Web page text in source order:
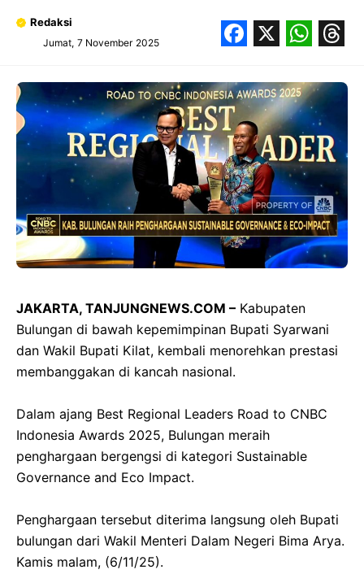
Redaksi
Jumat, 7 November 2025
JAKARTA, TANJUNGNEWS.COM – Kabupaten
Bulungan di bawah kepemimpinan Bupati Syarwani
dan Wakil Bupati Kilat, kembali menorehkan prestasi
membanggakan di kancah nasional.
‎Dalam ajang Best Regional Leaders Road to CNBC
Indonesia Awards 2025, Bulungan meraih
penghargaan bergengsi di kategori Sustainable
Governance and Eco Impact.
‎Penghargaan tersebut diterima langsung oleh Bupati
bulungan dari Wakil Menteri Dalam Negeri Bima Arya.
Kamis malam, (6/11/25).